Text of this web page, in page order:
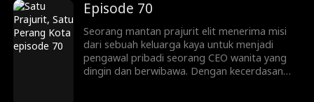
disadari justru terseret ke dalam konspirasi
yang lebih besar. Pada akhirnya, mereka
bekerja sama untuk menghancurkan
persaingan jahat dan rencana gelap para
musuh.
Episode 70
Seorang mantan prajurit elit menerima misi
dari sebuah keluarga kaya untuk menjadi
pengawal pribadi seorang CEO wanita yang
dingin dan berwibawa. Dengan kecerdasan